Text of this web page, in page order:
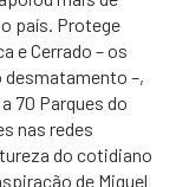
país. Protege
e Cerrado – os
desmatamento –,
70 Parques do
nas redes
do cotidiano
de Miguel